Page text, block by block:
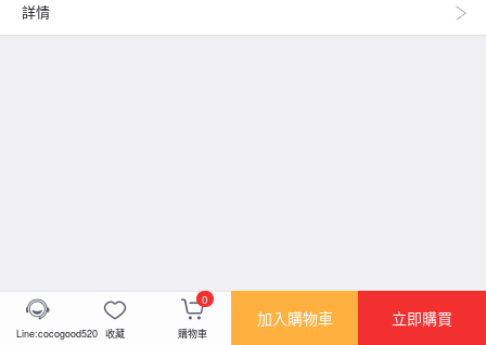
詳情
Line:cocogood520 收藏
0
購物車
加入購物車 立即購買